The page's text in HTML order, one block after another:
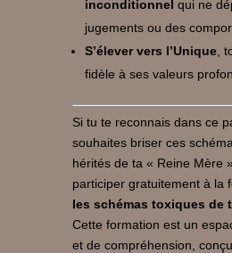
inconditionnel qui ne
jugements ou des
S’élever vers l’Unique,
fidèle à ses valeurs
Si tu te reconnais dans ce
souhaites briser ces
hérités de ta « Reine Mère
participer gratuitement à la
les schémas toxiques de
Cette formation est un
et de compréhension,